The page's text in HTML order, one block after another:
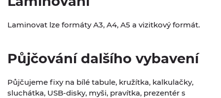
Laminovat lze formáty A3, A4, A5 a vizitkový formát.
Půjčování dalšího vybavení
Půjčujeme fixy na bílé tabule, kružítka, kalkulačky,
sluchátka, USB-disky, myši, pravítka, prezentér s